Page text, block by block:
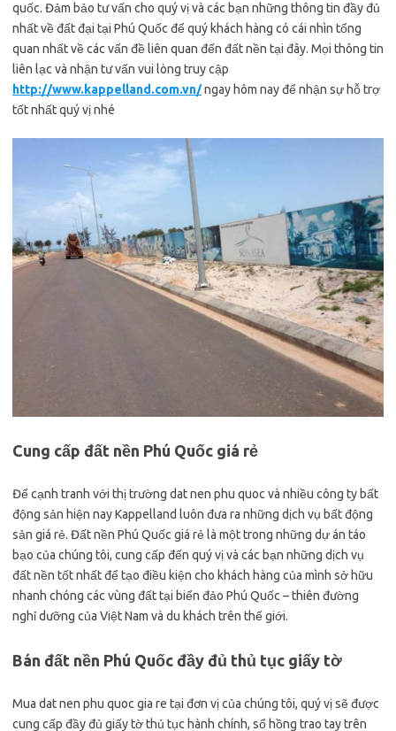
quốc. Đảm bảo tư vấn cho quý vị và các bạn những thông tin đầy đủ
nhất về đất đại tại Phú Quốc để quý khách hàng có cái nhìn tổng
quan nhất về các vấn đề liên quan đến đất nền tại đây. Mọi thông tin
liên lạc và nhận tư vấn vui lòng truy cập
http://www.kappelland.com.vn/ngay hôm nay để nhận sự hỗ trợ
tốt nhất quý vị nhé
Cung cấp đất nền Phú Quốc giá rẻ
Để cạnh tranh với thị trường dat nen phu quoc và nhiều công ty bất
động sản hiện nay Kappelland luôn đưa ra những dịch vụ bất động
sản giá rẻ. Đất nền Phú Quốc giá rẻ là một trong những dự án táo
bạo của chúng tôi, cung cấp đến quý vị và các bạn những dịch vụ
đất nền tốt nhất để tạo điều kiện cho khách hàng của mình sở hữu
nhanh chóng các vùng đất tại biển đảo Phú Quốc – thiên đường
nghỉ dưỡng của Việt Nam và du khách trên thế giới.
Bán đất nền Phú Quốc đầy đủ thủ tục giấy tờ
Mua dat nen phu quoc gia re tại đơn vị của chúng tôi, quý vị sẽ được
cung cấp đầy đủ giấy tờ thủ tục hành chính, sổ hồng trao tay trên